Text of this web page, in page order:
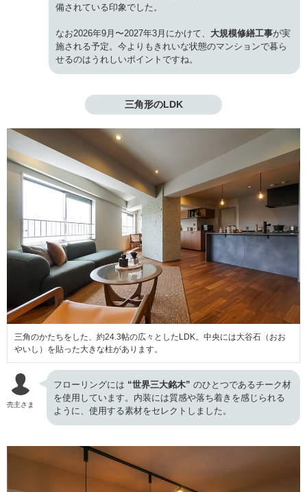
備されている印象でした。
なお2026年9月〜2027年3月にかけて、 大規模修繕工事が実
施される予定。今よりもきれいな状態のマンションで暮ら
せるのはうれしいポイントですね。
三角形のLDK
三角のかたちをした、約24.3帖の広々としたLDK。中央には大谷石（おお
やいし）を貼った大きな柱があります。
売主さま
フローリングには “世界三大銘木” のひとつであるチーク材
を使用しています。内装には質感や落ち着きを感じられる
ように、使用する素材をセレクトしました。